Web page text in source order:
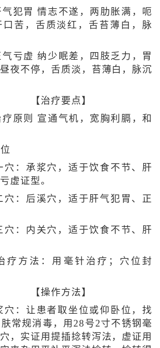
犯胃 情志不遂，两肋胀满，呃
口苦，舌质淡红，舌苔薄白，脉
亏虚 纳少眠差，四肢乏力，胃
夜不停，舌质淡，苔薄白，脉沉
【治疗要点】
原则 宣通气机，宽胸利膈，和
：承浆穴，适于饮食不节、肝
虚证型。
：后溪穴，适于肝气犯胃、正
：内关穴，适于饮食不节、肝
方法：用毫针治疗；穴位封
【操作方法】
：让患者取坐位或仰卧位，找
常规消毒，用28号2寸不锈钢毫
，实证用提插捻转泻法，虚证用